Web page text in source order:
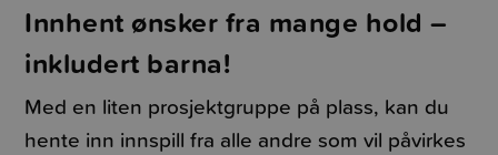
Innhent ønsker fra mange hold –
inkludert barna!
Med en liten prosjektgruppe på plass, kan du
hente inn innspill fra alle andre som vil påvirkes